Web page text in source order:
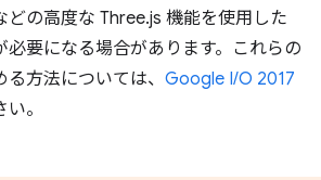
どの高度な Three.js 機能を使用した
必要になる場合があります。これらの
方法については、 Google I/O 2017
。